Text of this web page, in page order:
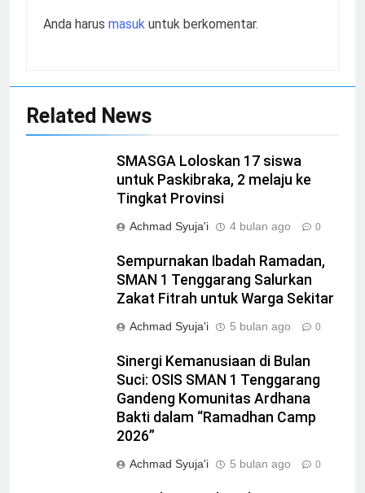
Anda harus masuk untuk berkomentar.
Related News
SMASGA Loloskan 17 siswa
untuk Paskibraka, 2 melaju ke
Tingkat Provinsi
Achmad Syuja'i 4 bulan ago 0
Sempurnakan Ibadah Ramadan,
SMAN 1 Tenggarang Salurkan
Zakat Fitrah untuk Warga Sekitar
Achmad Syuja'i 5 bulan ago 0
Sinergi Kemanusiaan di Bulan
Suci: OSIS SMAN 1 Tenggarang
Gandeng Komunitas Ardhana
Bakti dalam “Ramadhan Camp
2026”
Achmad Syuja'i 5 bulan ago 0